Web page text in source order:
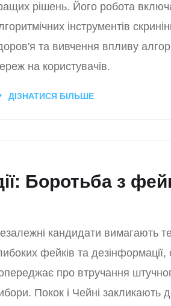
рішень. Його робота
інструментів
та вивчення впливу
на користувачів.
ДІЗНАТИСЯ БІЛЬШЕ
Боротьба з
кандидати вимагають
фейків та дезінформації,
про втручання
Покок і Чейні закликають